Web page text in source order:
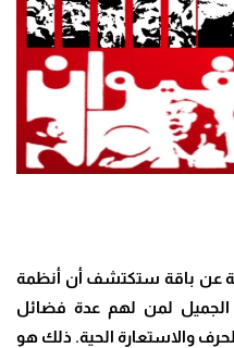
باقة ستكتشف أن أنظمة
الجميل لمن لهم عدة فضائل
والاستعارة الحية. ذلك هو